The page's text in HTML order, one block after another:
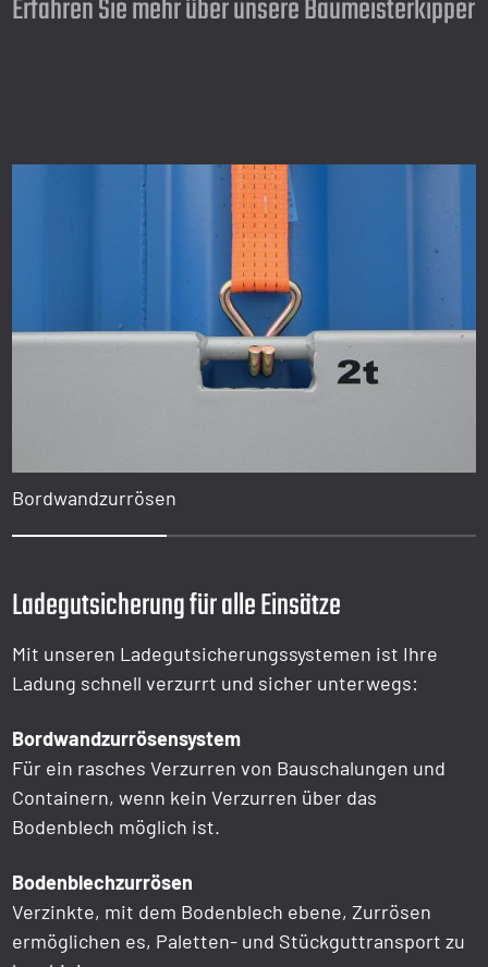
Erfahren Sie mehr über unsere Baumeisterkipper
Bordwandzurrösen
1 2 3
Ladegutsicherung für alle Einsätze
Mit unseren Ladegutsicherungssystemen ist Ihre
Ladung schnell verzurrt und sicher unterwegs:
Bordwandzurrösensystem
Für ein rasches Verzurren von Bauschalungen und
Containern, wenn kein Verzurren über das
Bodenblech möglich ist.
Bodenblechzurrösen
Verzinkte, mit dem Bodenblech ebene, Zurrösen
ermöglichen es, Paletten- und Stückguttransport zu